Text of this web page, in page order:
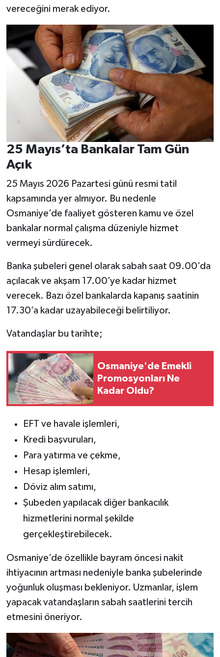
vereceğini merak ediyor.
25 Mayıs’ta Bankalar Tam Gün
Açık
25 Mayıs 2026 Pazartesi günü resmi tatil
kapsamında yer almıyor. Bu nedenle
Osmaniye’de faaliyet gösteren kamu ve özel
bankalar normal çalışma düzeniyle hizmet
vermeyi sürdürecek.
Banka şubeleri genel olarak sabah saat 09.00’da
açılacak ve akşam 17.00’ye kadar hizmet
verecek. Bazı özel bankalarda kapanış saatinin
17.30’a kadar uzayabileceği belirtiliyor.
Vatandaşlar bu tarihte;
Osmaniye'de Emekli
Promosyonları Ne
Kadar Oldu?
EFT ve havale işlemleri,
Kredi başvuruları,
Para yatırma ve çekme,
Hesap işlemleri,
Döviz alım satımı,
Şubeden yapılacak diğer bankacılık
hizmetlerini normal şekilde
gerçekleştirebilecek.
Osmaniye’de özellikle bayram öncesi nakit
ihtiyacının artması nedeniyle banka şubelerinde
yoğunluk oluşması bekleniyor. Uzmanlar, işlem
yapacak vatandaşların sabah saatlerini tercih
etmesini öneriyor.